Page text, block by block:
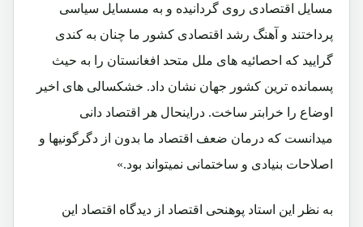
مسایل اقتصادی روی گردانیده و به مسسایل سیاسی
پرداختند و آهنگ رشد اقتصادی کشور ما چنان به کندی
گرایید که احصائیه های ملل متحد افغانستان را به حیث
پسمانده ترین کشور جهان نشان داد. خشکسالی های اخیر
اوضاع را خرابتر ساخت. دراینحال هر اقتصاد دانی
میدانست که درمان ضعف اقتصاد ما بدون از دگرگونیها و
اصلاحات بنیادی و ساختمانی نمیتواند بود.»
به نظر این استاد پوهنحی اقتصاد از دیدگاه اقتصاد این